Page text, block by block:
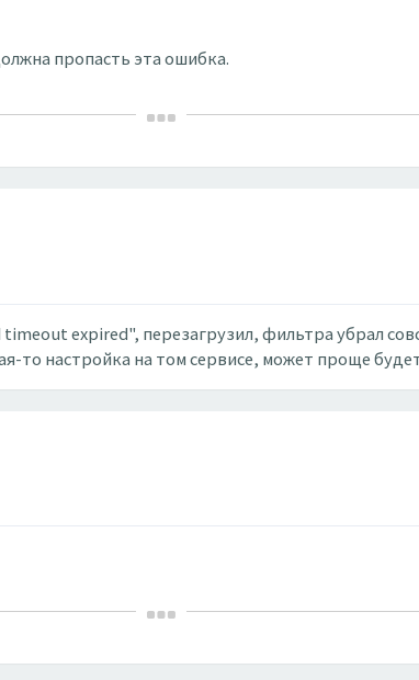
пропасть эта ошибка.
expired", перезагрузил, фильтра убрал
то настройка на том сервисе, может проще